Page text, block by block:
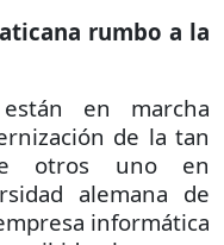
rumbo a la
en marcha
de la tan
otros uno en
alemana de
informática